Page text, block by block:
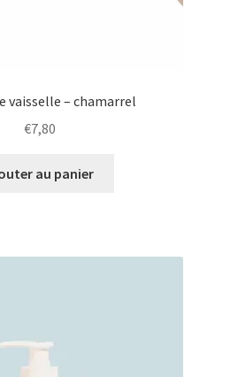
vaisselle – chamarrel
€7,80
au panier